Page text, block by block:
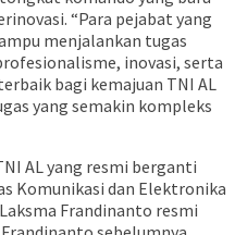
“Para pejabat yang
menjalankan tugas
inovasi, serta
bagi kemajuan TNI AL
yang semakin kompleks
AL yang resmi berganti
Komunikasi dan Elektronika
Frandinanto resmi